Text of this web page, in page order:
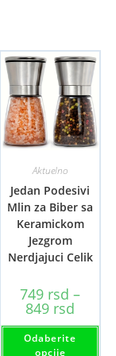
Aktuelno
Jedan Podesivi
Mlin za Biber sa
Keramickom
Jezgrom
Nerdjajuci Celik
749 rsd –
849 rsd
od
749 rsd
Odaberite
opcije